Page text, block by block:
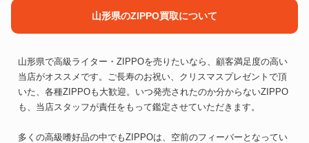
山形県のZIPPO買取について
山形県で高級ライター・ZIPPOを売りたいなら、顧客満足度の高い
当店がオススメです。ご長寿のお祝い、クリスマスプレゼントで頂
いた、各種ZIPPOも大歓迎。いつ発売されたのか分からないZIPPO
も、当店スタッフが責任をもって鑑定させていただきます。
多くの高級嗜好品の中でもZIPPOは、空前のフィーバーとなってい